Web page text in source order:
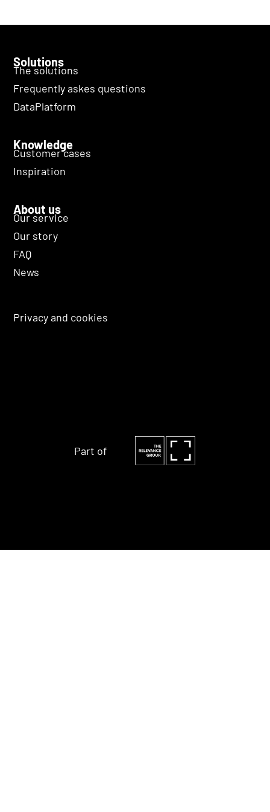
Solutions
The solutions
Frequently askes questions
DataPlatform
Knowledge
Customer cases
Inspiration
About us
Our service
Our story
FAQ
News
Privacy and cookies
Part of